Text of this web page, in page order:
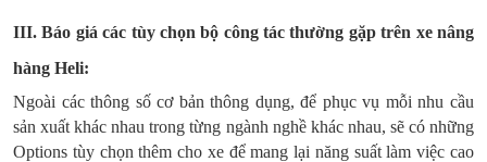
III. Báo giá các tùy chọn bộ công tác thường gặp trên xe nâng
hàng Heli:
Ngoài các thông số cơ bản thông dụng, để phục vụ mỗi nhu cầu
sản xuất khác nhau trong từng ngành nghề khác nhau, sẽ có những
Options tùy chọn thêm cho xe để mang lại năng suất làm việc cao